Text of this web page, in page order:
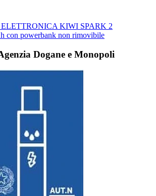
KIWI SPARK 2
con powerbank non rimovibile
Dogane e Monopoli